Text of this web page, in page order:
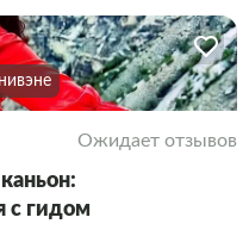
Ожидает отзывов
с гидом